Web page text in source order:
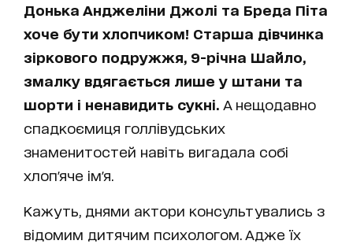
Донька Анджеліни Джолі та Бреда Піта
хоче бути хлопчиком! Старша дівчинка
зіркового подружжя, 9-річна Шайло,
змалку вдягається лише у штани та
шорти і ненавидить сукні. А нещодавно
спадкоємиця голлівудських
знаменитостей навіть вигадала собі
хлоп'яче ім'я.
Кажуть, днями актори консультувались з
відомим дитячим психологом. Адже їх